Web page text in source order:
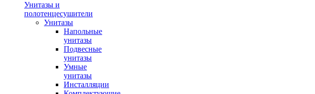
Унитазы и
полотенцесушители
Унитазы
Напольные
унитазы
Подвесные
унитазы
Умные
унитазы
Инсталляции